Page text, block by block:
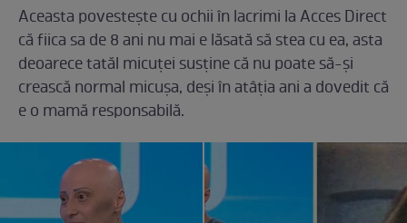
Aceasta povestește cu ochii în lacrimi la Acces Direct
că fiica sa de 8 ani nu mai e lăsată să stea cu ea, asta
deoarece tatăl micuței susține că nu poate să-și
crească normal micușa, deși în atâția ani a dovedit că
e o mamă responsabilă.